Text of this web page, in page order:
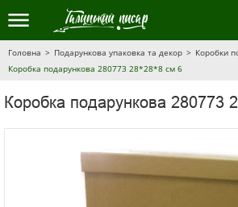
Головна Подарункова упаковка та декор
Коробки
Коробка подарункова 280773 28*28*8 см 6
Коробка подарункова 280773